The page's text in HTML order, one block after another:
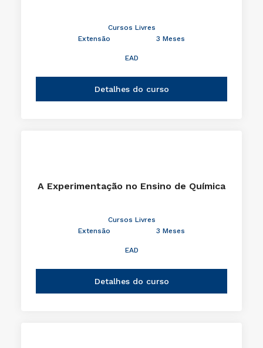
Cursos Livres
Extensão
3 Meses
EAD
Detalhes do curso
A Experimentação no Ensino de Química
Cursos Livres
Extensão
3 Meses
EAD
Detalhes do curso